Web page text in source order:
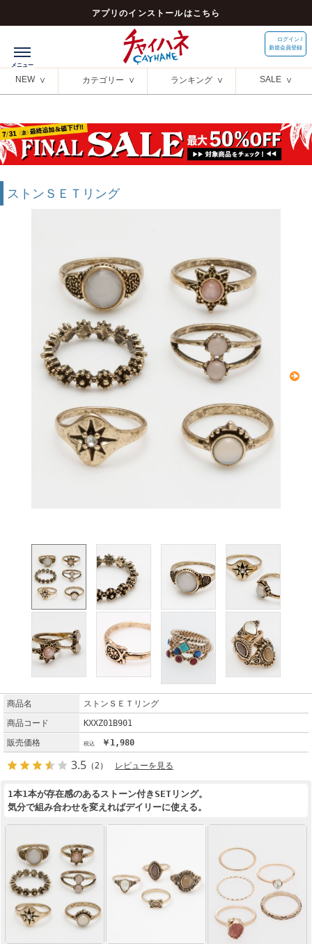
アプリのインストールはこちら
ログイン /
新規会員登録
NEW カテゴリー ランキング SALE
ストンＳＥＴリング
商品名
ストンＳＥＴリング
商品コード
KXXZ01B901
販売価格
￥1,980
3.5 （2） レビューを見る
1本1本が存在感のあるストーン付きSETリング。
気分で組み合わせを変えればデイリーに使える。